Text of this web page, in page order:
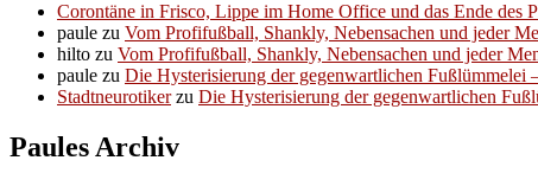
Corontäne in Frisco, Lippe im Home Office und das Ende des
paule zu Vom Profifußball, Shankly, Nebensachen und jeder
hilto zu Vom Profifußball, Shankly, Nebensachen und jeder
paule zu Die Hysterisierung der gegenwartlichen Fußlümmelei
Stadtneurotikerzu Die Hysterisierung der gegenwartlichen
Paules Archiv